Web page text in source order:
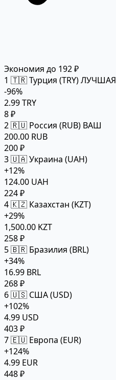
Экономия до 192 ₽
1 🇹🇷 Турция (TRY)ЛУЧШАЯ
-96%
2.99 TRY
8 ₽
2🇷🇺 Россия (RUB) ВАШ
200.00 RUB
200 ₽
3🇺🇦 Украина (UAH)
+12%
124.00 UAH
224 ₽
4🇰🇿 Казахстан (KZT)
+29%
1,500.00 KZT
258 ₽
5🇧🇷 Бразилия (BRL)
+34%
16.99 BRL
268 ₽
6🇺🇸 США (USD)
+102%
4.99 USD
403 ₽
7🇪🇺 Европа (EUR)
+124%
4.99 EUR
448 ₽